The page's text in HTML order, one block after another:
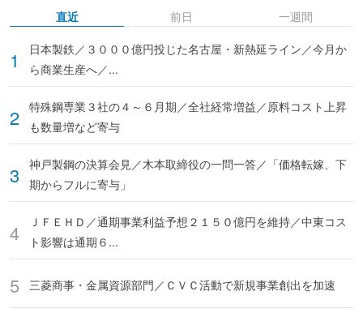
直近
日本製鉄／３０００億円投じた名古屋・新熱延ライン／今月か
ら商業生産へ／...
特殊鋼専業３社の４～６月期／全社経常増益／原料コスト上昇
も数量増など寄与
神戸製鋼の決算会見／木本取締役の一問一答／「価格転嫁、下
期からフルに寄与」
ＪＦＥＨＤ／通期事業利益予想２１５０億円を維持／中東コス
ト影響は通期６...
三菱商事・金属資源部門／ＣＶＣ活動で新規事業創出を加速
前日 一週間